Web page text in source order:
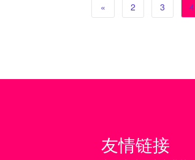
« 2 3 4
友情链接